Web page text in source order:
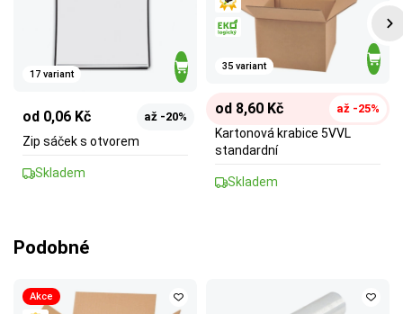
17 variant
od 0,06 Kč až -20%
Zip sáček s otvorem
Skladem
35 variant
od 8,60 Kč až -25%
Kartonová krabice 5VVL
standardní
Skladem
Podobné
Akce